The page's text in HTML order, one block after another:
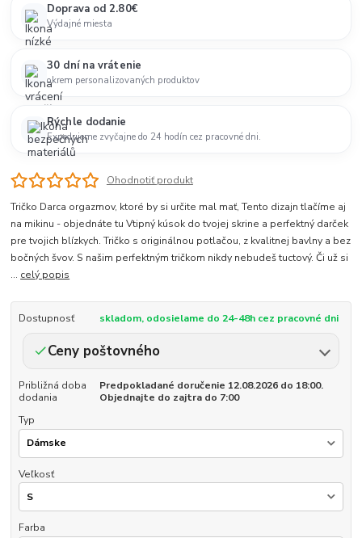
Doprava od 2.80€
Výdajné miesta
30 dní na vrátenie
okrem personalizovaných produktov
Rýchle dodanie
Expedujeme zvyčajne do 24 hodín cez pracovné dni.
Ohodnotiť produkt
Tričko Darca orgazmov, ktoré by si určite mal mať, Tento dizajn tlačíme aj
na mikinu - objednáte tu Vtipný kúsok do tvojej skrine a perfektný darček
pre tvojich blízkych. Tričko s originálnou potlačou, z kvalitnej bavlny a bez
bočných švov. S našim perfektným tričkom nikdy nebudeš tuctový. Či už si
... celý popis
Dostupnosť skladom, odosielame do 24-48h cez pracovné dni
Ceny poštovného
Približná doba
dodania
Predpokladané doručenie 12.08.2026 do 18:00.
Objednajte do zajtra do 7:00
Typ
Veľkosť
Farba